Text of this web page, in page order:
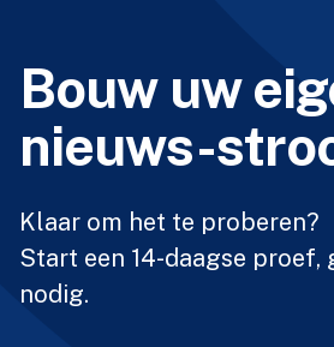
Bouw uw
nieuws-
Klaar om het te proberen?
Start een 14-daagse proef,
nodig.